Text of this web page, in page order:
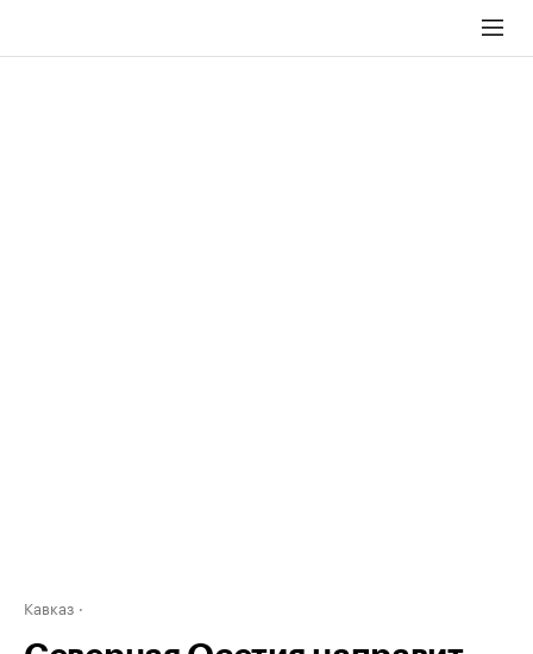
Кавказ